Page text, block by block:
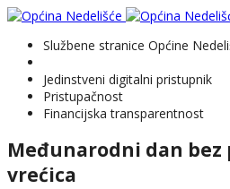
Službene stranice Općine
Jedinstveni digitalni pristupnik
Pristupačnost
Financijska transparentnost
Međunarodni dan
vrećica